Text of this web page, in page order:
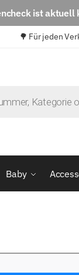
ist aktuell
🌳 Für jeden
Baby